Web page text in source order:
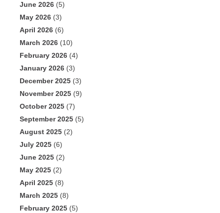
June 2026 (5)
May 2026 (3)
April 2026 (6)
March 2026 (10)
February 2026 (4)
January 2026 (3)
December 2025 (3)
November 2025 (9)
October 2025 (7)
September 2025 (5)
August 2025 (2)
July 2025 (6)
June 2025 (2)
May 2025 (2)
April 2025 (8)
March 2025 (8)
February 2025 (5)